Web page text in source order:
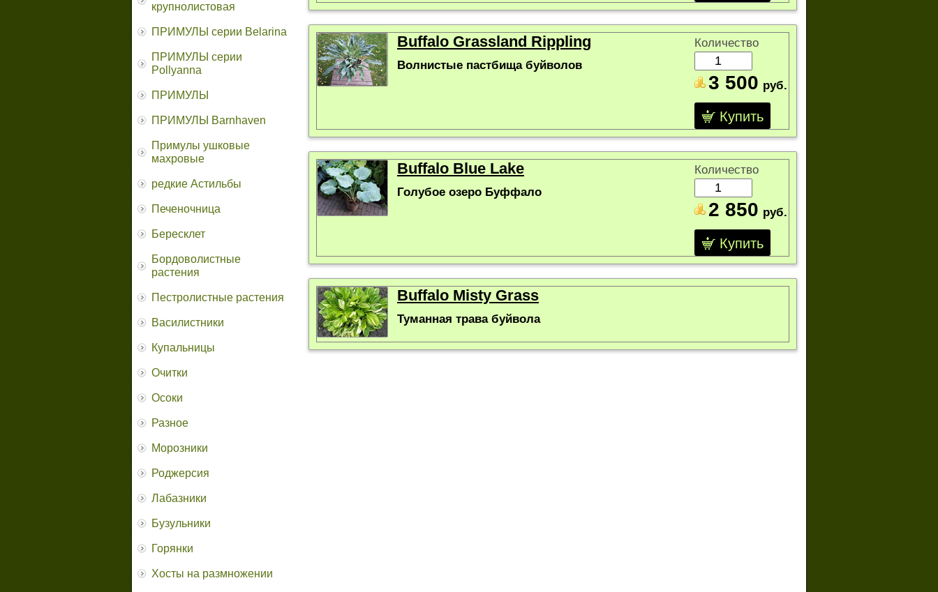
крупнолистовая
ПРИМУЛЫ серии Belarina
ПРИМУЛЫ серии
Pollyanna
ПРИМУЛЫ
ПРИМУЛЫ Barnhaven
Примулы ушковые
махровые
редкие Астильбы
Печеночница
Бересклет
Бордоволистные
растения
Пестролистные растения
Василистники
Купальницы
Очитки
Осоки
Разное
Морозники
Роджерсия
Лабазники
Бузульники
Горянки
Хосты на размножении
Buffalo Grassland Rippling
Волнистые пастбища буйволов
Количество
3 500 руб.
Купить
Buffalo Blue Lake
Голубое озеро Буффало
Количество
2 850 руб.
Купить
Buffalo Misty Grass
Туманная трава буйвола